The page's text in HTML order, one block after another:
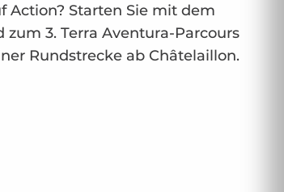
Action? Starten Sie mit dem
zum 3. Terra Aventura-Parcours
Rundstrecke ab Châtelaillon.